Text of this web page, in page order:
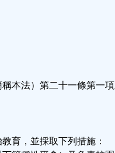
本法）第二十一條第一
育，並採取下列措施：